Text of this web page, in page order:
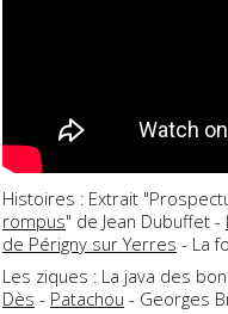
Histoires : Extrait
rompus" de Jean Dubuffet -
de Périgny sur Yerres - La
Les ziques : La java des
Dès - Patachou - Georges